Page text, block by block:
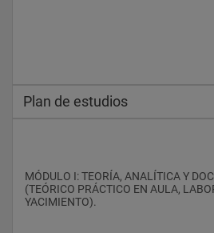
Plan de estudios
MÓDULO I: TEORÍA, ANALÍTICA Y
(TEÓRICO PRÁCTICO EN AULA,
YACIMIENTO).